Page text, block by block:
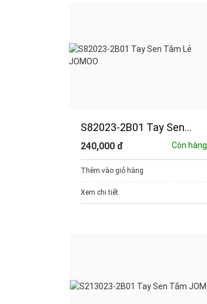
S82023-2B01 Tay Sen
Tắm Lẻ JOMOO
240,000 đ Còn hàng
Thêm vào giỏ hàng
Xem chi tiết